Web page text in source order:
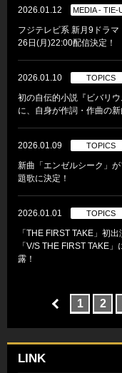
2026.01.12 MEDIA - TIE-
フジテレビ系 新月9ドラ
26日(月)22:00配信決定！
2026.01.10 TOPICS
初の自伝的小説『ビバリ
に、自身が作詞・作曲の
2026.01.09 TOPICS
新曲「エンゼルシーク」
題歌に決定！
2026.01.01 TOPICS
「THE FIRST TAKE」初
「V/S THE FIRST TAKE
露！
1 2
LINK